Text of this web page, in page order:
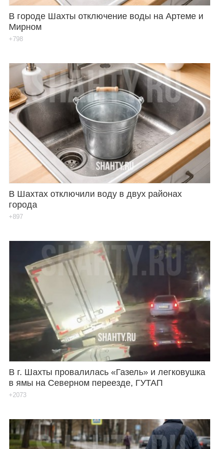
В городе Шахты отключение воды на Артеме и
Мирном
+798
В Шахтах отключили воду в двух районах
города
+897
В г. Шахты провалилась «Газель» и легковушка
в ямы на Северном переезде, ГУТАП
+2073